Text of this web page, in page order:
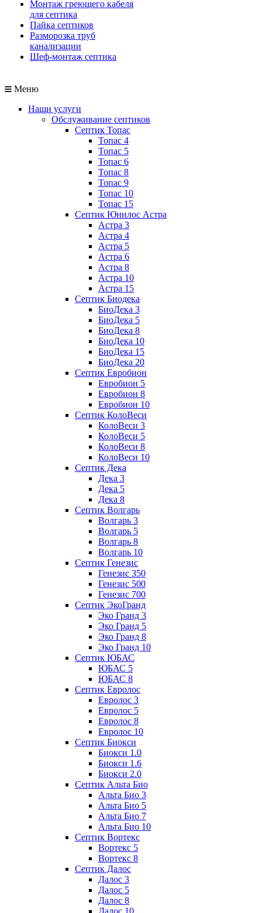
Монтаж греющего кабеля
для септика
Пайка септиков
Разморозка труб
канализации
Шеф-монтаж септика
Меню
Наши услуги
Обслуживание септиков
Септик Топас
Топас 4
Топас 5
Топас 6
Топас 8
Топас 9
Топас 10
Топас 15
Септик Юнилос Астра
Астра 3
Астра 4
Астра 5
Астра 6
Астра 8
Астра 10
Астра 15
Септик Биодека
БиоДека 3
БиоДека 5
БиоДека 8
БиоДека 10
БиоДека 15
БиоДека 20
Септик Евробион
Евробион 5
Евробион 8
Евробион 10
Септик КолоВеси
КолоВеси 3
КолоВеси 5
КолоВеси 8
КолоВеси 10
Септик Дека
Дека 3
Дека 5
Дека 8
Септик Волгарь
Волгарь 3
Волгарь 5
Волгарь 8
Волгарь 10
Септик Генезис
Генезис 350
Генезис 500
Генезис 700
Септик ЭкоГранд
Эко Гранд 3
Эко Гранд 5
Эко Гранд 8
Эко Гранд 10
Септик ЮБАС
ЮБАС 5
ЮБАС 8
Септик Евролос
Евролос 3
Евролос 5
Евролос 8
Евролос 10
Септик Биокси
Биокси 1.0
Биокси 1.6
Биокси 2.0
Септик Альта Био
Альта Био 3
Альта Био 5
Альта Био 7
Альта Био 10
Септик Вортекс
Вортекс 5
Вортекс 8
Септик Далос
Далос 3
Далос 5
Далос 8
Далос 10